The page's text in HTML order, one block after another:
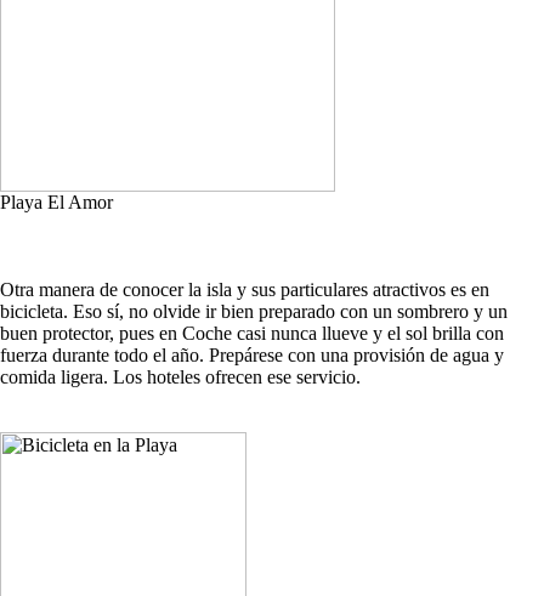
Playa El Amor
Otra manera de conocer la isla y sus particulares atractivos es en
bicicleta. Eso sí, no olvide ir bien preparado con un sombrero y un
buen protector, pues en Coche casi nunca llueve y el sol brilla con
fuerza durante todo el año. Prepárese con una provisión de agua y
comida ligera. Los hoteles ofrecen ese servicio.